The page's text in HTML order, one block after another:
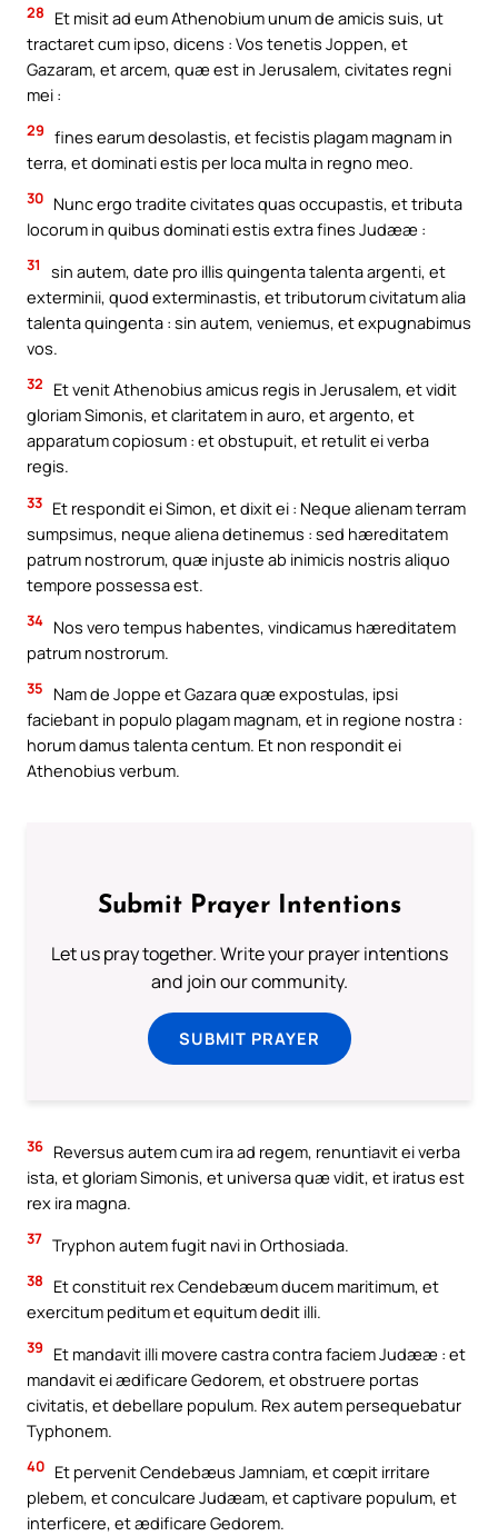
28
Et misit ad eum Athenobium unum de amicis suis, ut
tractaret cum ipso, dicens : Vos tenetis Joppen, et
Gazaram, et arcem, quæ est in Jerusalem, civitates regni
mei :
29 fines earum desolastis, et fecistis plagam magnam in
terra, et dominati estis per loca multa in regno meo.
30 Nunc ergo tradite civitates quas occupastis, et tributa
locorum in quibus dominati estis extra fines Judææ :
31
sin autem, date pro illis quingenta talenta argenti, et
exterminii, quod exterminastis, et tributorum civitatum alia
talenta quingenta : sin autem, veniemus, et expugnabimus
vos.
32
Et venit Athenobius amicus regis in Jerusalem, et vidit
gloriam Simonis, et claritatem in auro, et argento, et
apparatum copiosum : et obstupuit, et retulit ei verba
regis.
33 Et respondit ei Simon, et dixit ei : Neque alienam terram
sumpsimus, neque aliena detinemus : sed hæreditatem
patrum nostrorum, quæ injuste ab inimicis nostris aliquo
tempore possessa est.
34 Nos vero tempus habentes, vindicamus hæreditatem
patrum nostrorum.
35
Nam de Joppe et Gazara quæ expostulas, ipsi
faciebant in populo plagam magnam, et in regione nostra :
horum damus talenta centum. Et non respondit ei
Athenobius verbum.
Submit Prayer Intentions
Let us pray together. Write your prayer intentions
and join our community.
SUBMIT PRAYER
36 Reversus autem cum ira ad regem, renuntiavit ei verba
ista, et gloriam Simonis, et universa quæ vidit, et iratus est
rex ira magna.
37 Tryphon autem fugit navi in Orthosiada.
38
Et constituit rex Cendebæum ducem maritimum, et
exercitum peditum et equitum dedit illi.
39
Et mandavit illi movere castra contra faciem Judææ : et
mandavit ei ædificare Gedorem, et obstruere portas
civitatis, et debellare populum. Rex autem persequebatur
Typhonem.
40 Et pervenit Cendebæus Jamniam, et cœpit irritare
plebem, et conculcare Judæam, et captivare populum, et
interficere, et ædificare Gedorem.